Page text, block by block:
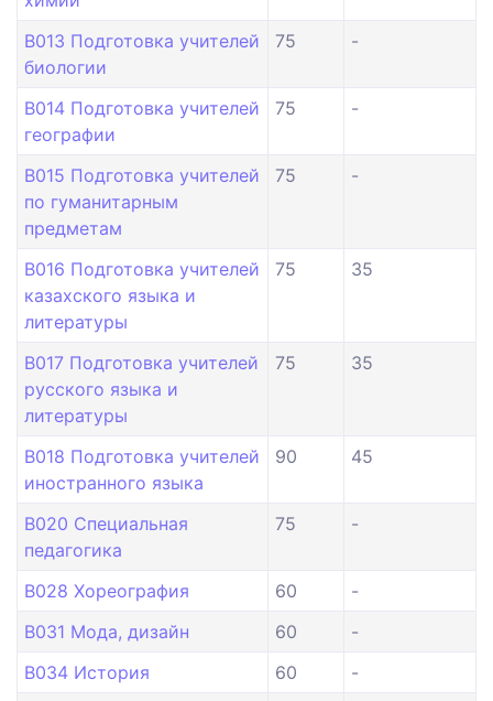
B013 Подготовка учителей
биологии
75 -
B014 Подготовка учителей
географии
75 -
B015 Подготовка учителей
по гуманитарным
предметам
75 -
B016 Подготовка учителей
казахского языка и
литературы
75 35
B017 Подготовка учителей
русского языка и
литературы
75 35
B018 Подготовка учителей
иностранного языка
90 45
B020 Специальная
педагогика
75 -
B028 Хореография 60
-
B031 Мода, дизайн
60
-
B034 История
60
-